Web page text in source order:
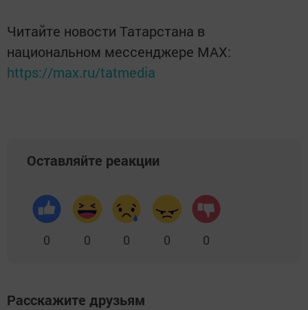
Читайте новости Татарстана в
национальном мессенджере MАХ:
https://max.ru/tatmedia
Оставляйте реакции
0 0 0 0 0
Расскажите друзьям